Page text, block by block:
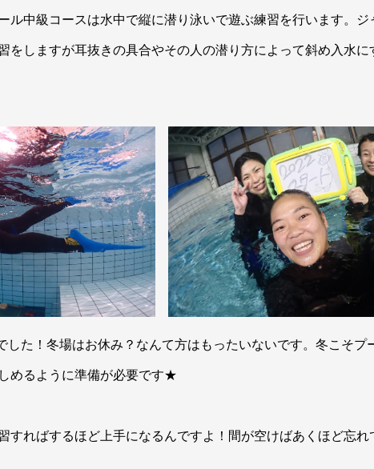
ル中級コースは水中で縦に潜り泳いで遊ぶ練習を行います。ジ
をしますが耳抜きの具合やその人の潜り方によって斜め入水に
した！冬場はお休み？なんて方はもったいないです。冬こそプ
めるように準備が必要です★
すればするほど上手になるんですよ！間が空けばあくほど忘れ